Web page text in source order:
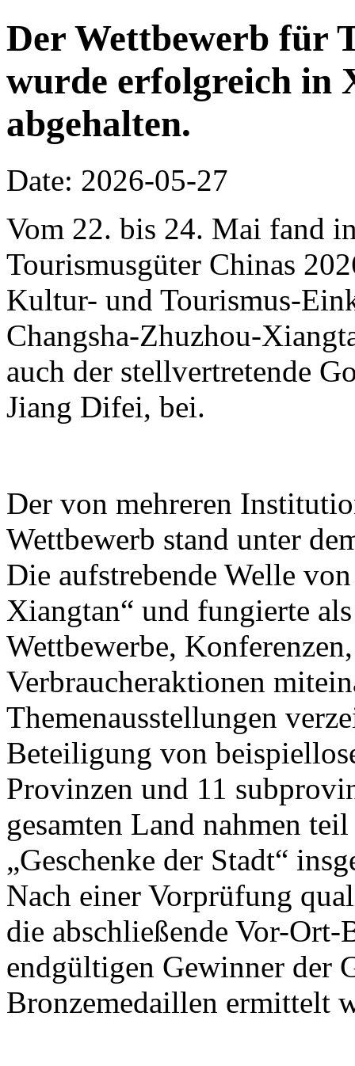
Der Wettbewerb für
wurde erfolgreich in
abgehalten.
Date: 2026-05-27
Vom 22. bis 24. Mai fand
Tourismusgüter Chinas
Kultur- und Tourismus-
Changsha-Zhuzhou-
auch der stellvertretende
Jiang Difei, bei.
Der von mehreren
Wettbewerb stand unter
Die aufstrebende Welle
Xiangtan“ und fungierte
Wettbewerbe,
Verbraucheraktionen
Themenausstellungen
Beteiligung von
Provinzen und 11
gesamten Land nahmen
„Geschenke der Stadt“
Nach einer Vorprüfung
die abschließende Vor-
endgültigen Gewinner der
Bronzemedaillen ermittelt